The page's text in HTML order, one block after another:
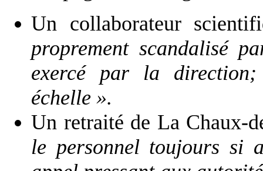
Un collaborateur
proprement scandalisé
exercé par la
échelle ».
Un retraité de La Chaux-
le personnel toujours si